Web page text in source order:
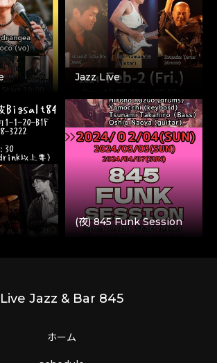
Jazz Live
(夜) 845 Funk Session
Live Jazz & Bar 845
ホーム